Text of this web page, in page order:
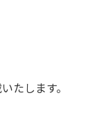
たします。